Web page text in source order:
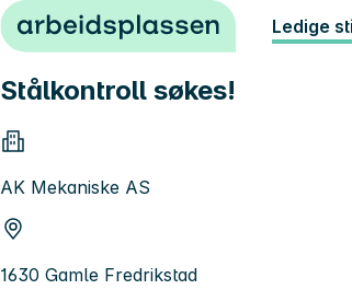
Hopp til innhold Ledige
Stålkontroll søkes!
AK Mekaniske AS
1630 Gamle Fredrikstad